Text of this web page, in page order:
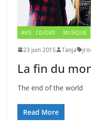
AVIS : CD/DVD MUSIQUE
23 juin 2015 Tanja
La fin du
The end of the world
Read More